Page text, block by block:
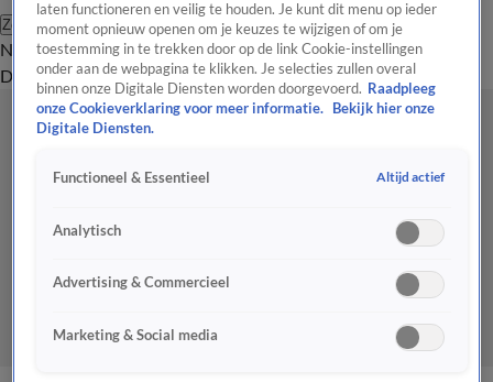
Zoeken
Nieuws van de DagOpinie van de
Dag
Video'sUitzendingen PodcastPanelContact
laten functioneren en veilig te houden. Je kunt dit menu op ieder
moment opnieuw openen om je keuzes te wijzigen of om je
toestemming in te trekken door op de link Cookie-instellingen
onder aan de webpagina te klikken. Je selecties zullen overal
binnen onze Digitale Diensten worden doorgevoerd. Raadpleeg
onze Cookieverklaring voor meer informatie.
Bekijk hier onze
Digitale Diensten.
Functioneel & Essentieel Altijd actief
Analytisch
Advertising & Commercieel
Marketing & Social media